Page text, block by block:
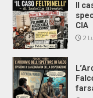
Il
CIA
2